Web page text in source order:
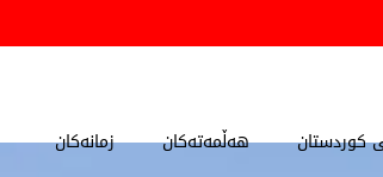
کوردستان هەڵمەتەکان زمانەکان